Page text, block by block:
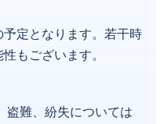
定となります。若干時
もございます。
難、紛失については